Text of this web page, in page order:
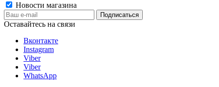
Новости магазина
Оставайтесь на связи
Вконтакте
Instagram
Viber
Viber
WhatsApp